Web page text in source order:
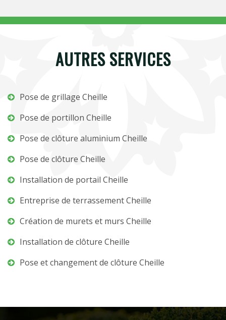
AUTRES SERVICES
Pose de grillage Cheille
Pose de portillon Cheille
Pose de clôture aluminium Cheille
Pose de clôture Cheille
Installation de portail Cheille
Entreprise de terrassement Cheille
Création de murets et murs Cheille
Installation de clôture Cheille
Pose et changement de clôture Cheille